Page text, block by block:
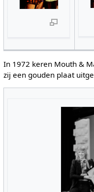
In 1972 keren Mouth &
zij een gouden plaat